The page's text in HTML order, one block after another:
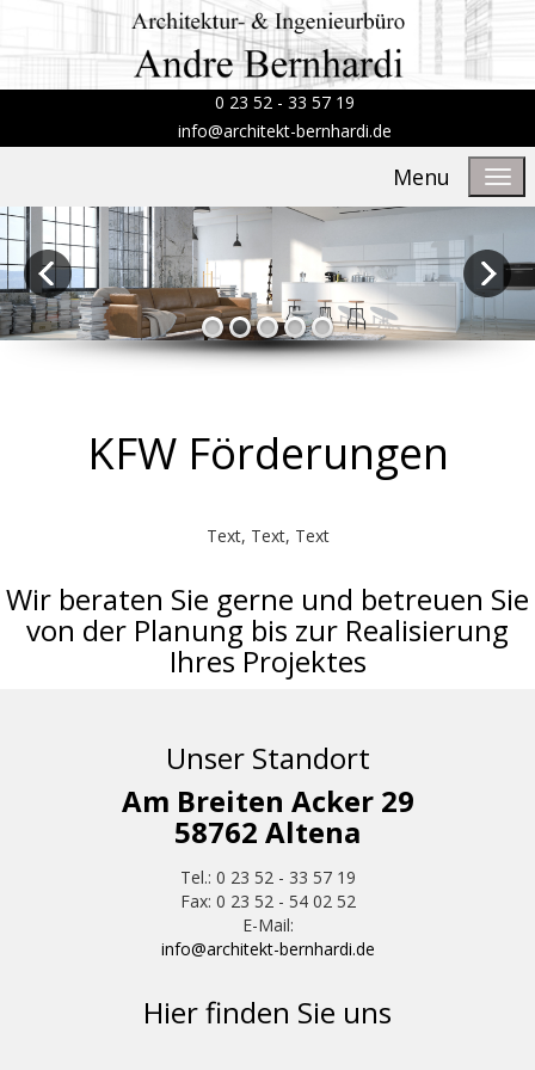
0 23 52 - 33 57 19
info@architekt-bernhardi.de
Menu
KFW Förderungen
Text, Text, Text
Wir beraten Sie gerne und betreuen Sie
von der Planung bis zur Realisierung
Ihres Projektes
Unser Standort
Am Breiten Acker 29
58762 Altena
Tel.: 0 23 52 - 33 57 19
Fax: 0 23 52 - 54 02 52
E-Mail:
info@architekt-bernhardi.de
Hier finden Sie uns